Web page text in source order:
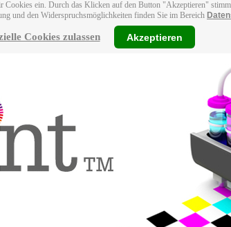
Cookies ein. Durch das Klicken auf den Button "Akzeptieren"
und den Widerspruchsmöglichkeiten finden Sie im Bereich
Cookies zulassen Akzeptieren